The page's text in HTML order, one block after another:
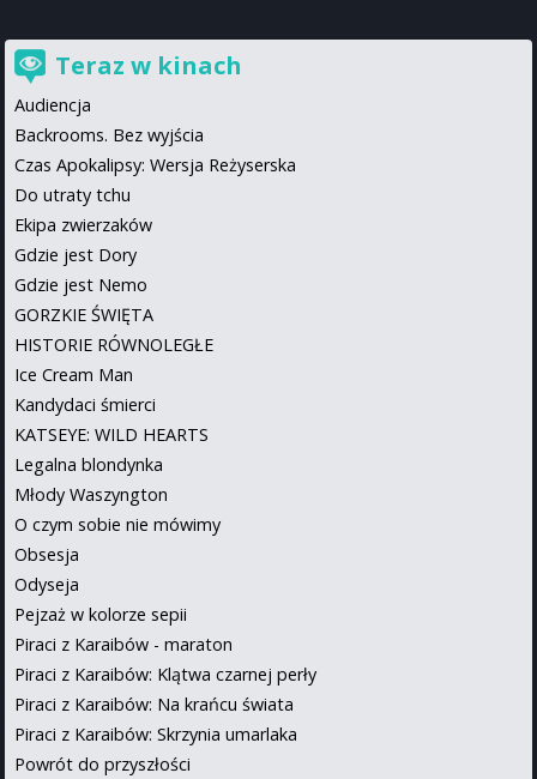
Teraz w kinach
Audiencja
Backrooms. Bez wyjścia
Czas Apokalipsy: Wersja Reżyserska
Do utraty tchu
Ekipa zwierzaków
Gdzie jest Dory
Gdzie jest Nemo
GORZKIE ŚWIĘTA
HISTORIE RÓWNOLEGŁE
Ice Cream Man
Kandydaci śmierci
KATSEYE: WILD HEARTS
Legalna blondynka
Młody Waszyngton
O czym sobie nie mówimy
Obsesja
Odyseja
Pejzaż w kolorze sepii
Piraci z Karaibów - maraton
Piraci z Karaibów: Klątwa czarnej perły
Piraci z Karaibów: Na krańcu świata
Piraci z Karaibów: Skrzynia umarlaka
Powrót do przyszłości